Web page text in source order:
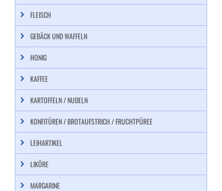
FLEISCH
GEBÄCK UND WAFFELN
HONIG
KAFFEE
KARTOFFELN / NUDELN
KONFITÜREN / BROTAUFSTRICH / FRUCHTPÜREE
LEIHARTIKEL
LIKÖRE
MARGARINE